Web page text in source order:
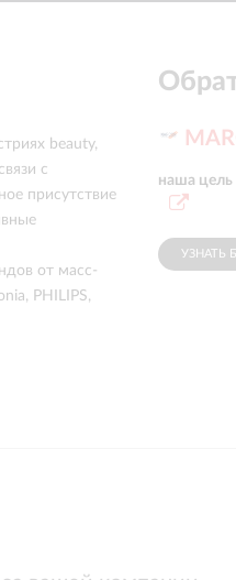
beauty,
с
присутствие
от масс-
PHILIPS,
наша цель
УЗНАТЬ